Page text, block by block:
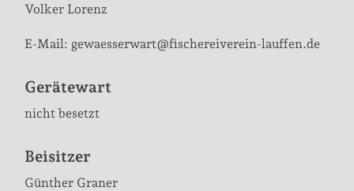
Volker Lorenz
E-Mail: gewaesserwart@fischereiverein-lauffen.de
Gerätewart
nicht besetzt
Beisitzer
Günther Graner